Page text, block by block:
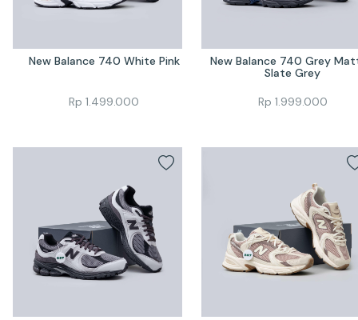
New Balance 740 White Pink
Rp 1.499.000
New Balance 740 Grey
Slate Grey
Rp 1.999.000